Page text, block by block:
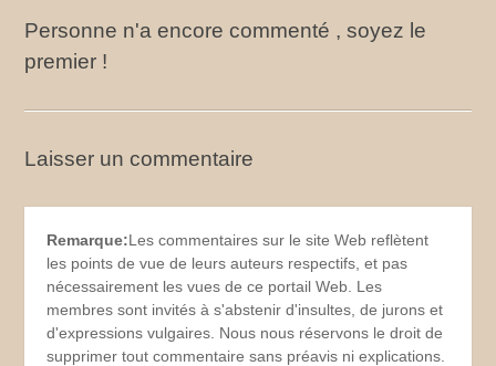
Personne n'a encore commenté , soyez le
premier !
Laisser un commentaire
Remarque:Les commentaires sur le site Web reflètent
les points de vue de leurs auteurs respectifs, et pas
nécessairement les vues de ce portail Web. Les
membres sont invités à s'abstenir d'insultes, de jurons et
d'expressions vulgaires. Nous nous réservons le droit de
supprimer tout commentaire sans préavis ni explications.